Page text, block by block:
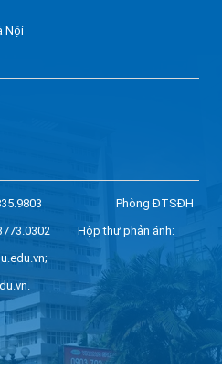
Nội
Phòng ĐTSĐH
Hộp thư phản ánh: